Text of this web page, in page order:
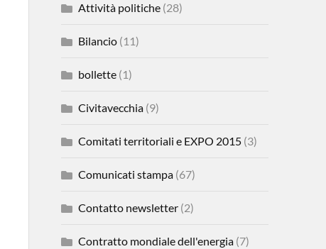
Attività politiche(28)
Bilancio(11)
bollette(1)
Civitavecchia(9)
Comitati territoriali e EXPO 2015(3)
Comunicati stampa(67)
Contatto newsletter(2)
Contratto mondiale dell'energia(7)